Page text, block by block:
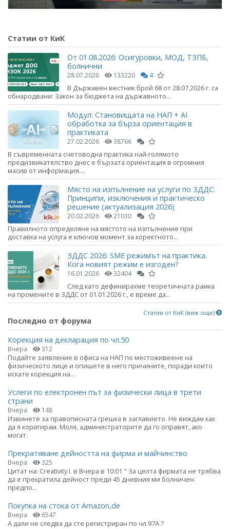
Статии от КиК
От 01.08.2026: Осигуровки, МОД, ТЗПБ,
болнични
28.07.2026 133220 4
В Държавен вестник брой 68 от 28.07.2026 г. са
обнародвани: Закон за бюджета на държавното...
Модул: Становищата на НАП + AI
обработка за бърза ориентация в
практиката
27.02.2026 38766
В съвременната счетоводна практика най-голямото
предизвикателство днес е бързата ориентация в огромния
масив от информация....
Място на изпълнение на услуги по ЗДДС:
Принципи, изключения и практическо
решение (актуализация 2026)
20.02.2026 21030
Правилното определяне на мястото на изпълнение при
доставка на услуга е ключов момент за коректното...
ЗДДС 2026: SME режимът на практика.
Кога новият режим е изгоден?
16.01.2026 32404
След като дефинирахме теоретичната рамка
на промените в ЗДДС от 01.01.2026 г., е време да...
Статии от КиК (виж още)
Последно от форума
Корекция на декларация по чл.50
Вчера 312
Подайте заявление в офиса на НАП по местоживеене на
физическото лице и опишете в него причините, поради които
искате корекция на...
Услеги по електронен път за физически лица в трети
страни
Вчера 148
Извинете за правописната грешка в заглавието. Не виждам как
да я коригирам. Моля, администраторите да го оправят, ако
могат.
Прекратяване дейността на фирма и майчинство
Вчера 325
Цитат на: Creativity I. в Вчера в 10:01 " За целта фирмата не трябва
да е прекратила дейност преди 45 дневния ми болничен
предпо...
Покупка на стока от Amazon,de
Вчера 6547
А дали не следва да сте регистриран по чл.97А ?